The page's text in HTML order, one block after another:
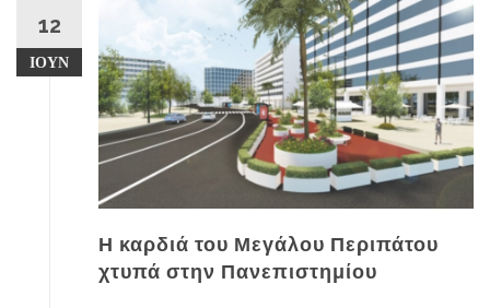
12
ΙΟΎΝ
Η καρδιά του Μεγάλου Περιπάτου
χτυπά στην Πανεπιστημίου